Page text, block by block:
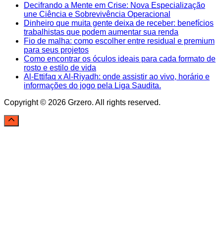
Decifrando a Mente em Crise: Nova Especialização
une Ciência e Sobrevivência Operacional
Dinheiro que muita gente deixa de receber: benefícios
trabalhistas que podem aumentar sua renda
Fio de malha: como escolher entre residual e premium
para seus projetos
Como encontrar os óculos ideais para cada formato de
rosto e estilo de vida
Al-Ettifaq x Al-Riyadh: onde assistir ao vivo, horário e
informações do jogo pela Liga Saudita.
Copyright © 2026 Grzero. All rights reserved.